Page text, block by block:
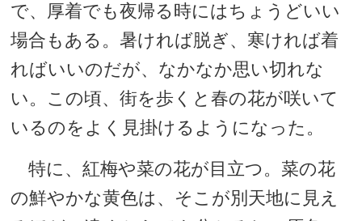
で、厚着でも夜帰る時にはちょうどいい
場合もある。暑ければ脱ぎ、寒ければ着
ればいいのだが、なかなか思い切れな
い。この頃、街を歩くと春の花が咲いて
いるのをよく見掛けるようになった。
特に、紅梅や菜の花が目立つ。菜の花
の鮮やかな黄色は、そこが別天地に見え